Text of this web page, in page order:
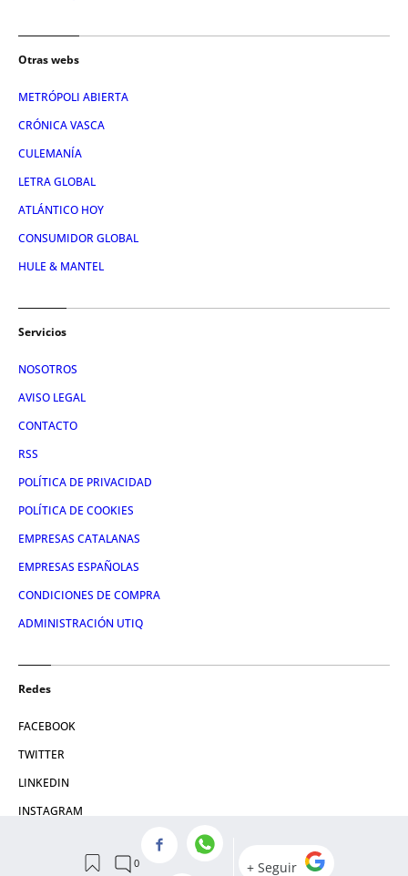
Otras webs
METRÓPOLI ABIERTA
CRÓNICA VASCA
CULEMANÍA
LETRA GLOBAL
ATLÁNTICO HOY
CONSUMIDOR GLOBAL
HULE & MANTEL
Servicios
NOSOTROS
AVISO LEGAL
CONTACTO
RSS
POLÍTICA DE PRIVACIDAD
POLÍTICA DE COOKIES
EMPRESAS CATALANAS
EMPRESAS ESPAÑOLAS
CONDICIONES DE COMPRA
ADMINISTRACIÓN UTIQ
Redes
FACEBOOK
TWITTER
LINKEDIN
INSTAGRAM